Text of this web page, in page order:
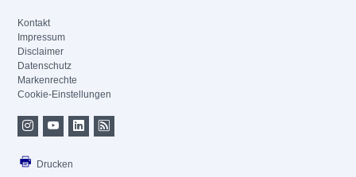
Kontakt
Impressum
Disclaimer
Datenschutz
Markenrechte
Cookie-Einstellungen
Drucken